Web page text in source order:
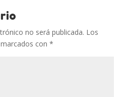
no será publicada. Los
con *